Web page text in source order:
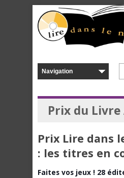
Prix du Livre
Prix Lire dans
: les titres en
Faites vos jeux ! 28